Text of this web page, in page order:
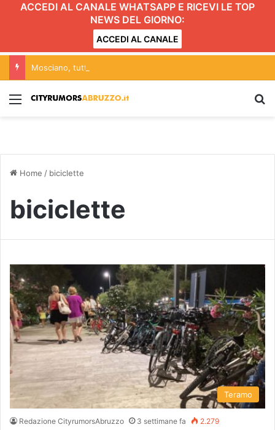
ACCEDI AL CANALE WHATSAPP E RICEVI LE TOP
NEWS DEL GIORNO:
ACCEDI AL CANALE
Menu
Home / biciclette
biciclette
Teramo
Redazione CityrumorsAbruzzo 3 settimane fa 2.279